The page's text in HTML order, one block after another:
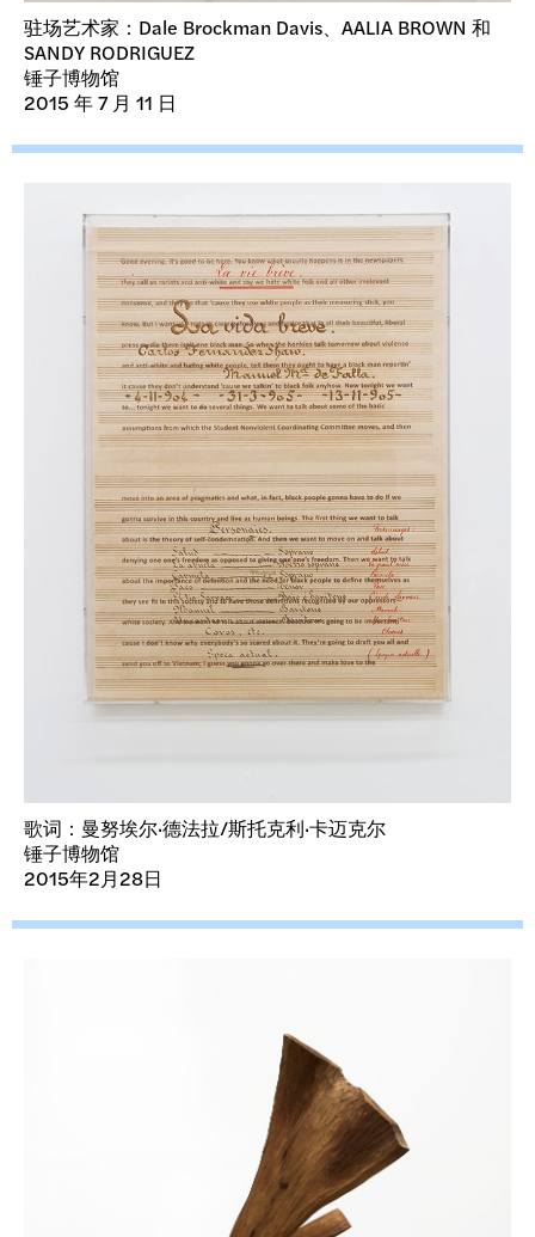
驻场艺术家：Dale Brockman Davis、AALIA BROWN 和
SANDY RODRIGUEZ
锤子博物馆
2015 年 7 月 11 日
歌词：曼努埃尔·德法拉/斯托克利·卡迈克尔
锤子博物馆
2015年2月28日